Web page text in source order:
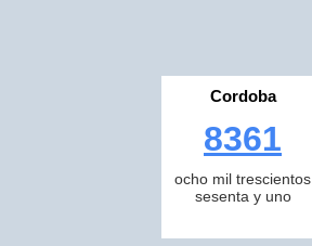
Cordoba
8361
ocho mil trescientos
sesenta y uno